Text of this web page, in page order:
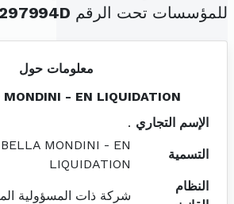
للمؤسسات تحت الرقم
معلومات حول
- EN LIQUIDATION
الإسم التجاري .
التسمية
MONDINI - EN
LIQUIDATION
النظام
شركة ذات المسؤولية